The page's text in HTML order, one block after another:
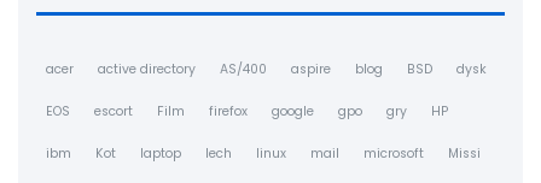
acer active directory AS/400 aspire blog BSD dysk
EOS escort Film firefox google gpo gry HP
ibm Kot laptop lech linux mail microsoft Missi